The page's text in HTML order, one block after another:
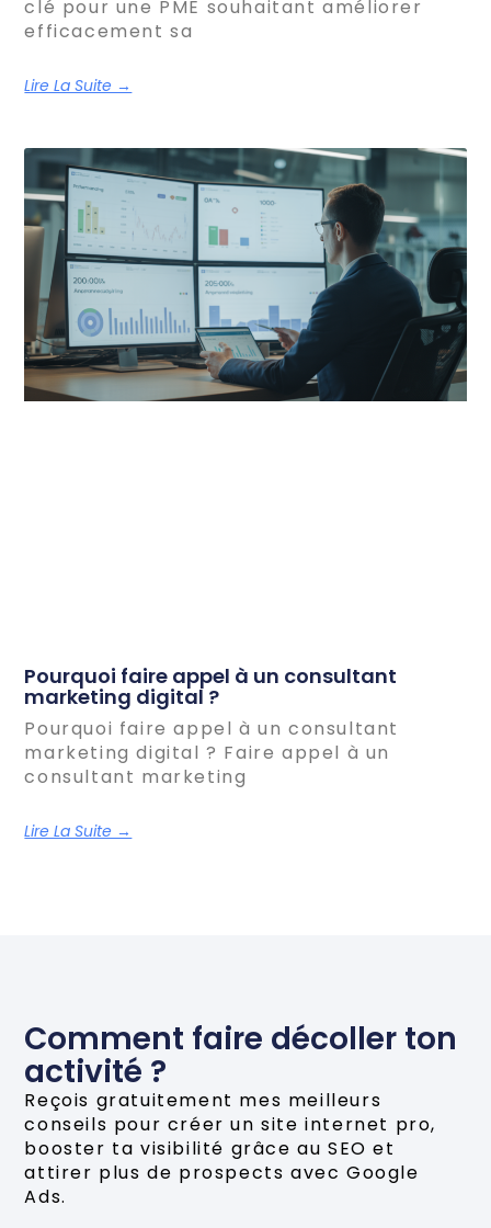
clé pour une PME souhaitant améliorer
efficacement sa
Lire La Suite →
Pourquoi faire appel à un consultant
marketing digital ?
Pourquoi faire appel à un consultant
marketing digital ? Faire appel à un
consultant marketing
Lire La Suite →
Comment faire décoller ton
activité ?
Reçois gratuitement mes meilleurs
conseils pour créer un site internet pro,
booster ta visibilité grâce au SEO et
attirer plus de prospects avec Google
Ads.